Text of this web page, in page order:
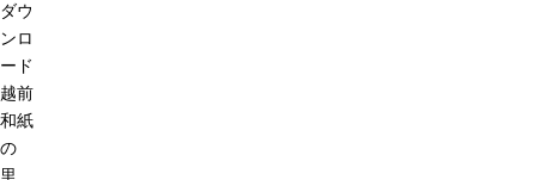
ダウ
ンロ
ード
越前
和紙
の
里